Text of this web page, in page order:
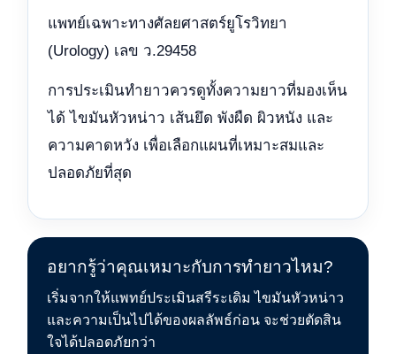
แพทย์เฉพาะทางศัลยศาสตร์ยูโรวิทยา
(Urology) เลข ว.29458
การประเมินทำยาวควรดูทั้งความยาวที่มองเห็น
ได้ ไขมันหัวหน่าว เส้นยึด พังผืด ผิวหนัง และ
ความคาดหวัง เพื่อเลือกแผนที่เหมาะสมและ
ปลอดภัยที่สุด
อยากรู้ว่าคุณเหมาะกับการทำยาวไหม?
เริ่มจากให้แพทย์ประเมินสรีระเดิม ไขมันหัวหน่าว
และความเป็นไปได้ของผลลัพธ์ก่อน จะช่วยตัดสิน
ใจได้ปลอดภัยกว่า